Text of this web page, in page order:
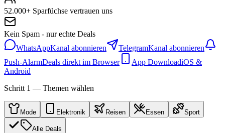
52.000+ Sparfüchse vertrauen uns
Kein Spam - nur echte Deals
WhatsAppKanal abonnieren TelegramKanal abonnieren
Push-AlarmDeals direkt im Browser App DownloadiOS &
Android
Schritt 1 — Themen wählen
Mode Elektronik Reisen Essen Sport
Alle Deals